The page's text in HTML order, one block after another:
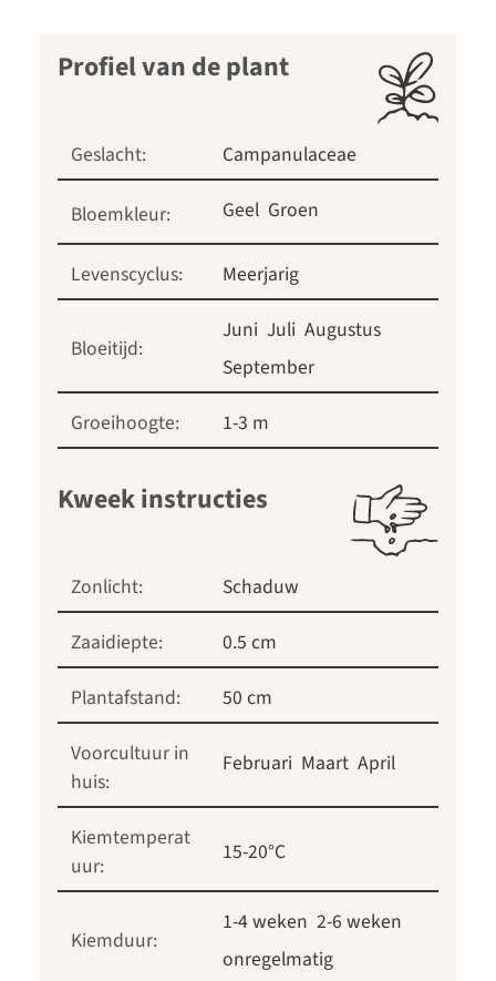
Profiel van de plant
Geslacht: Campanulaceae
Bloemkleur: Geel Groen
Levenscyclus: Meerjarig
Bloeitijd:
Juni Juli Augustus
September
Groeihoogte:
1-3 m
Kweek instructies
Zonlicht:
Schaduw
Zaaidiepte:
0.5 cm
Plantafstand:
50 cm
Voorcultuur in
huis:
Februari Maart April
Kiemtemperat
uur:
15-20°C
Kiemduur:
1-4 weken 2-6 weken
onregelmatig